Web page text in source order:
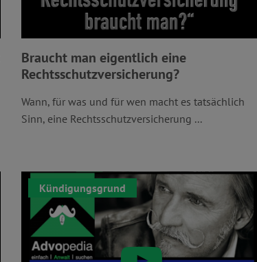
Braucht man eigentlich eine
Rechtsschutzversicherung?
Wann, für was und für wen macht es tatsächlich
Sinn, eine Rechtsschutzversicherung ...
Kündigungsgrund